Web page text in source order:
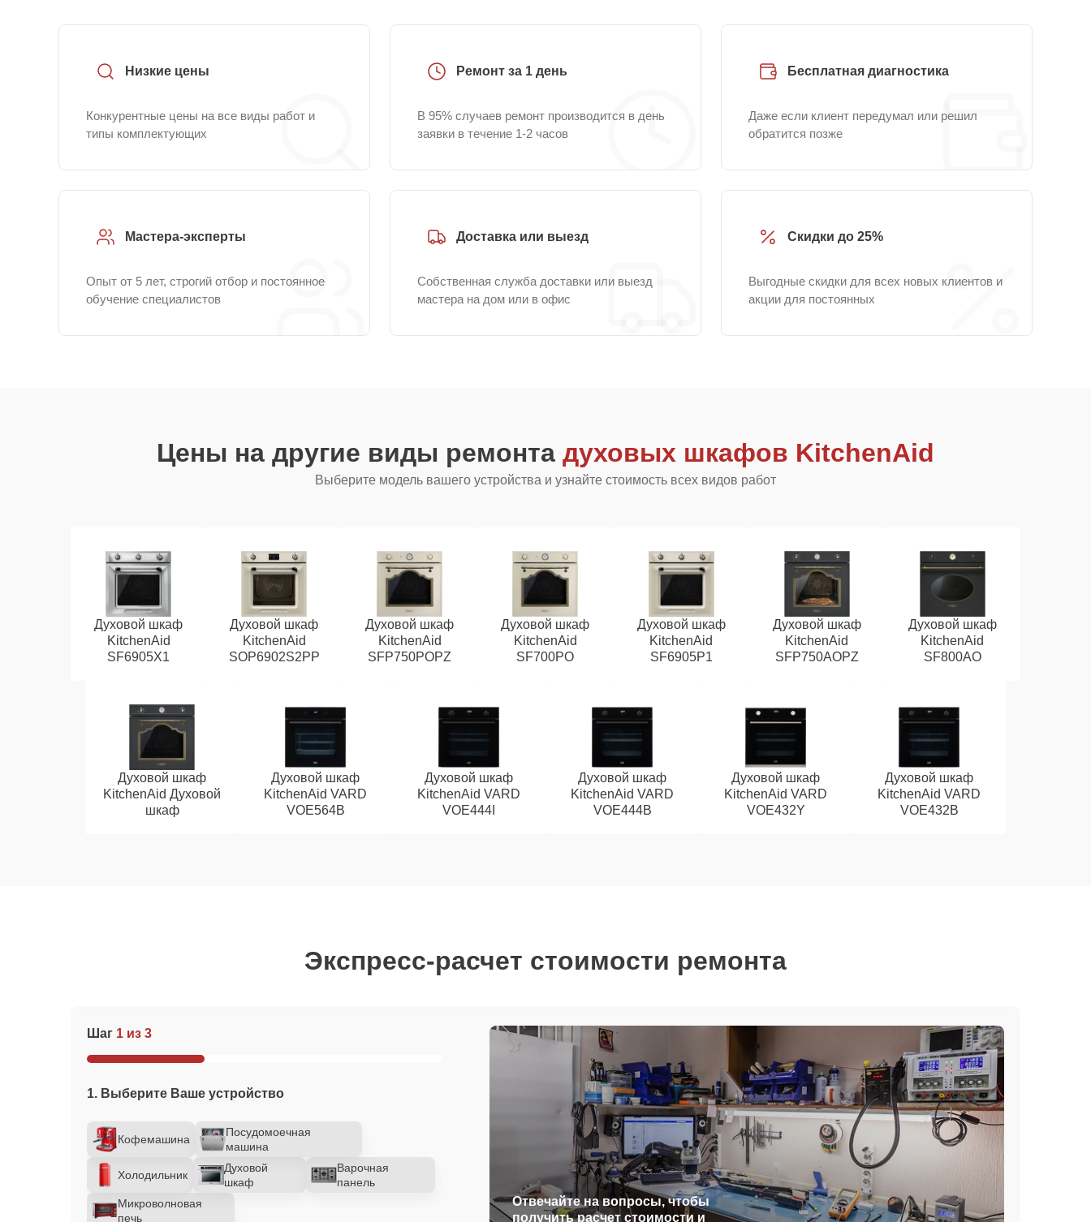
Низкие цены
Конкурентные цены на все виды работ и
типы комплектующих
Ремонт за 1 день
В 95% случаев ремонт производится в день
заявки в течение 1-2 часов
Бесплатная диагностика
Даже если клиент передумал или решил
обратится позже
Мастера-эксперты
Опыт от 5 лет, строгий отбор и постоянное
обучение специалистов
Доставка или выезд
Собственная служба доставки или выезд
мастера на дом или в офис
Скидки до 25%
Выгодные скидки для всех новых клиентов и
акции для постоянных
Цены на другие виды ремонта духовых шкафов KitchenAid
Выберите модель вашего устройства и узнайте стоимость всех видов работ
Духовой шкаф
KitchenAid
SF6905X1
Духовой шкаф
KitchenAid
SOP6902S2PP
Духовой шкаф
KitchenAid
SFP750POPZ
Духовой шкаф
KitchenAid
SF700PO
Духовой шкаф
KitchenAid
SF6905P1
Духовой шкаф
KitchenAid
SFP750AOPZ
Духовой шкаф
KitchenAid
SF800AO
Духовой шкаф
KitchenAid Духовой
шкаф
Духовой шкаф
KitchenAid VARD
VOE564B
Духовой шкаф
KitchenAid VARD
VOE444I
Духовой шкаф
KitchenAid VARD
VOE444B
Духовой шкаф
KitchenAid VARD
VOE432Y
Духовой шкаф
KitchenAid VARD
VOE432B
Экспресс-расчет стоимости ремонта
Шаг 1 из 3
1. Выберите Ваше устройство
Кофемашина
Посудомоечная
машина
Холодильник
Духовой
шкаф
Варочная
панель
Микроволновая
печь
Отвечайте на вопросы, чтобы
получить расчет стоимости и